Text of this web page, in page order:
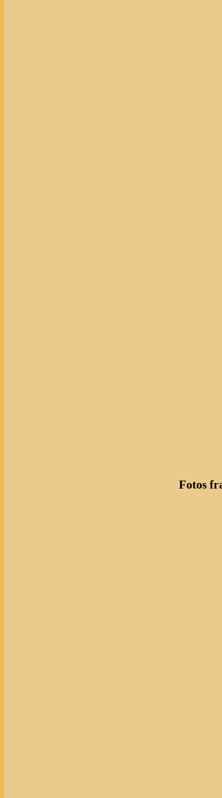
Fotos